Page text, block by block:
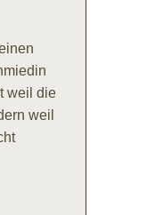
weil die
weil